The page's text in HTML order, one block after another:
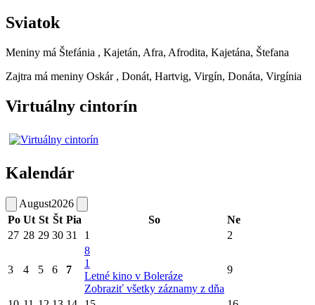
Sviatok
Meniny má Štefánia , Kajetán, Afra, Afrodita, Kajetána, Štefana
Zajtra má meniny Oskár , Donát, Hartvig, Virgín, Donáta, Virgínia
Virtuálny cintorín
Kalendár
August2026
Po Ut St Št Pia So
Ne
27 28 29 30 31 1 2
3 4 5 6 7
8
1
Letné kino v Boleráze
Zobraziť všetky záznamy z dňa
9